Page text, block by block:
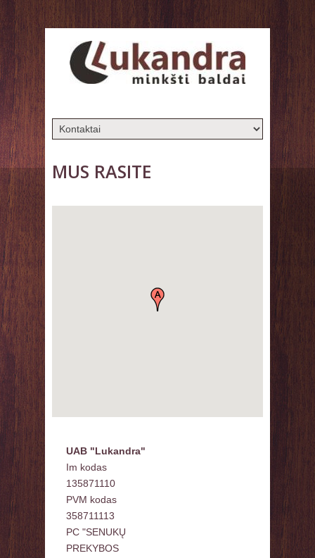
MUS RASITE
UAB "Lukandra"
Im kodas
135871110
PVM kodas
358711113
PC "SENUKŲ
PREKYBOS